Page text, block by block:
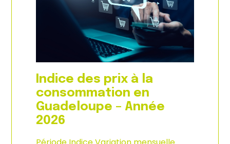
Indice des prix à la
consommation en
Guadeloupe – Année
2026